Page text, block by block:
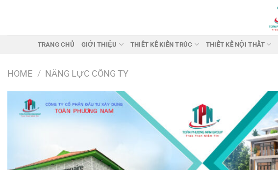
TRANG CHỦ GIỚI THIỆU THIẾT KẾ KIẾN TRÚC THIẾT KẾ NỘI THẤT
HOME / NĂNG LỰC CÔNG TY